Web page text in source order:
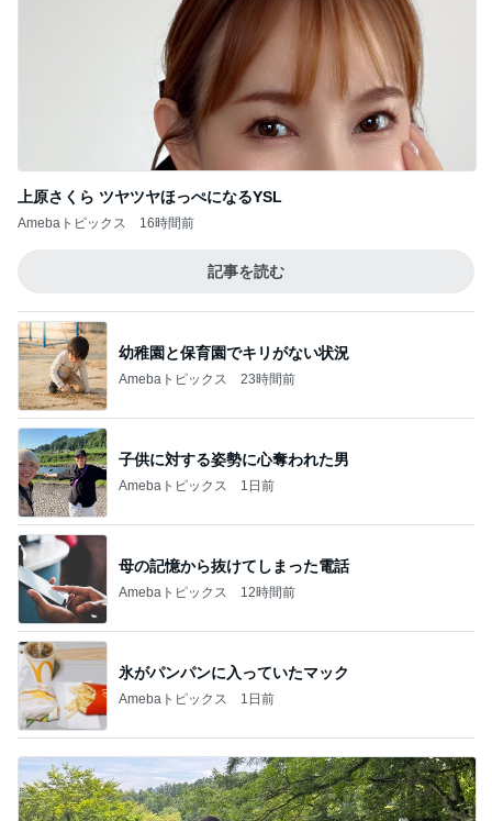
上原さくら ツヤツヤほっぺになるYSL
Amebaトピックス 16時間前
記事を読む
幼稚園と保育園でキリがない状況
Amebaトピックス 23時間前
子供に対する姿勢に心奪われた男
Amebaトピックス 1日前
母の記憶から抜けてしまった電話
Amebaトピックス 12時間前
氷がパンパンに入っていたマック
Amebaトピックス 1日前